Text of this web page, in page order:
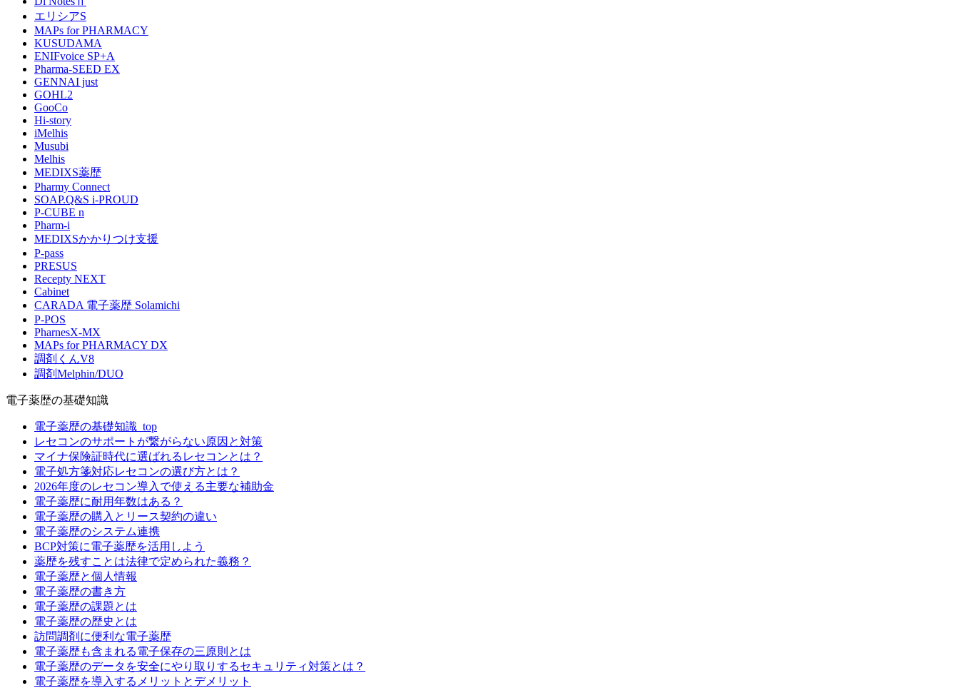
エリシアS
MAPs for PHARMACY
KUSUDAMA
ENIFvoice SP+A
Pharma-SEED EX
GENNAI just
GOHL2
GooCo
Hi-story
iMelhis
Musubi
Melhis
MEDIXS薬歴
Pharmy Connect
SOAP.Q&S i-PROUD
P-CUBE n
Pharm-i
MEDIXSかかりつけ支援
P-pass
PRESUS
Recepty NEXT
Cabinet
CARADA 電子薬歴 Solamichi
P-POS
PharnesX-MX
MAPs for PHARMACY DX
調剤くんV8
調剤Melphin/DUO
電子薬歴の基礎知識
電子薬歴の基礎知識_top
レセコンのサポートが繋がらない原因と対策
マイナ保険証時代に選ばれるレセコンとは？
電子処方箋対応レセコンの選び方とは？
2026年度のレセコン導入で使える主要な補助金
電子薬歴に耐用年数はある？
電子薬歴の購入とリース契約の違い
電子薬歴のシステム連携
BCP対策に電子薬歴を活用しよう
薬歴を残すことは法律で定められた義務？
電子薬歴と個人情報
電子薬歴の書き方
電子薬歴の課題とは
電子薬歴の歴史とは
訪問調剤に便利な電子薬歴
電子薬歴も含まれる電子保存の三原則とは
電子薬歴のデータを安全にやり取りするセキュリティ対策とは？
電子薬歴を導入するメリットとデメリット